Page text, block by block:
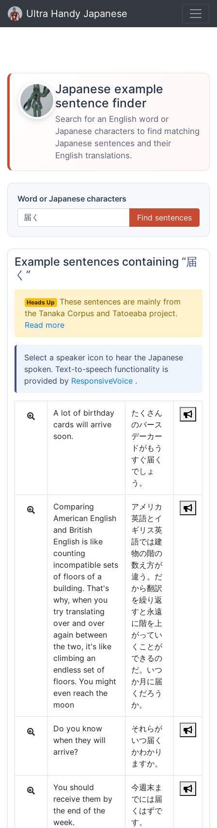
Ultra Handy Japanese
Japanese example
sentence finder
Search for an English word or
Japanese characters to find matching
Japanese sentences and their
English translations.
Word or Japanese characters
Find sentences
Example sentences containing “届
く”
Heads Up
These sentences are mainly from
the Tanaka Corpus and Tatoeaba project.
Read more
Select a speaker icon to hear the Japanese
spoken. Text-to-speech functionality is
provided by ResponsiveVoice .
A lot of birthday
cards will arrive
soon.
たくさん
のバース
デーカー
ドがもう
すぐ届く
でしょ
う。
Comparing
American English
and British
English is like
counting
incompatible sets
of floors of a
building. That's
why, when you
try translating
over and over
again between
the two, it's like
climbing an
endless set of
floors. You might
even reach the
moon
アメリカ
英語とイ
ギリス英
語では建
物の階の
数え方が
違う。だ
から翻訳
を繰り返
すと永遠
に階を上
がってい
くことが
できるの
だ。いつ
か月に届
くだろう
か。
Do you know
when they will
arrive?
それらが
いつ届く
かわかり
ますか。
You should
receive them by
the end of the
week.
今週末ま
でには届
くはずで
す。